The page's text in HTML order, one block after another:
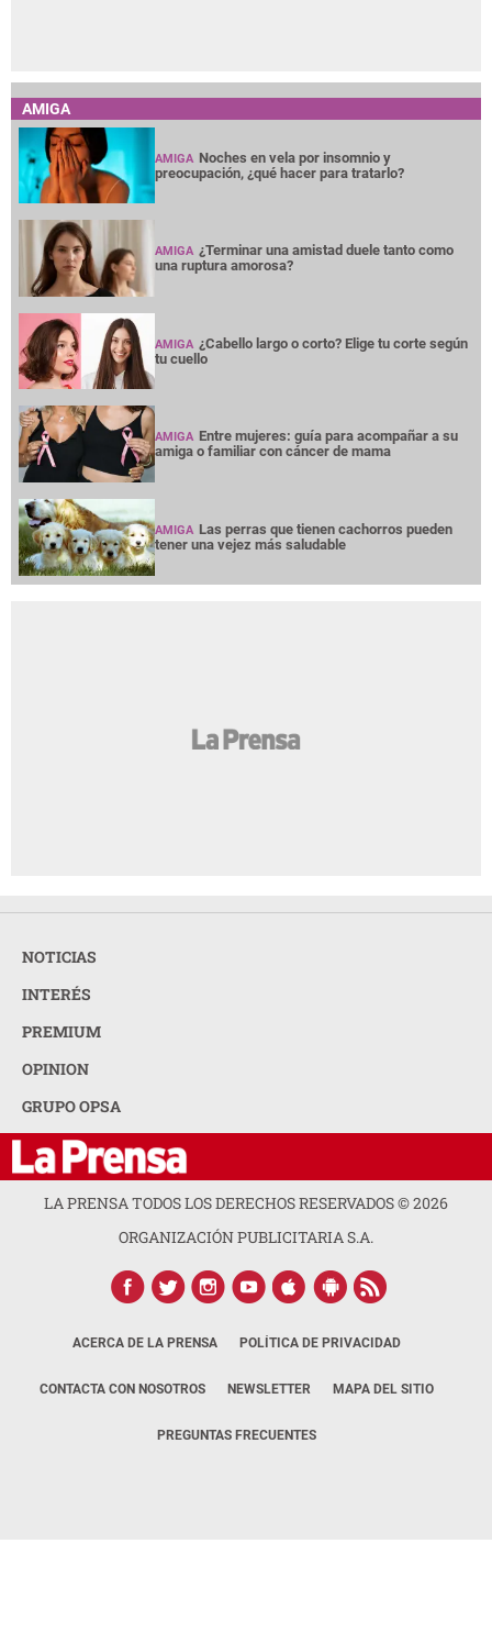
AMIGA
AMIGA Noches en vela por insomnio y
preocupación, ¿qué hacer para tratarlo?
AMIGA ¿Terminar una amistad duele tanto como
una ruptura amorosa?
AMIGA ¿Cabello largo o corto? Elige tu corte según
tu cuello
AMIGA Entre mujeres: guía para acompañar a su
amiga o familiar con cáncer de mama
AMIGA Las perras que tienen cachorros pueden
tener una vejez más saludable
NOTICIAS
INTERÉS
PREMIUM
OPINION
GRUPO OPSA
LA PRENSA TODOS LOS DERECHOS RESERVADOS ©2026
ORGANIZACIÓN PUBLICITARIA S.A.
ACERCA DE LA PRENSA POLÍTICA DE PRIVACIDAD
CONTACTA CON NOSOTROS NEWSLETTER MAPA DEL SITIO
PREGUNTAS FRECUENTES